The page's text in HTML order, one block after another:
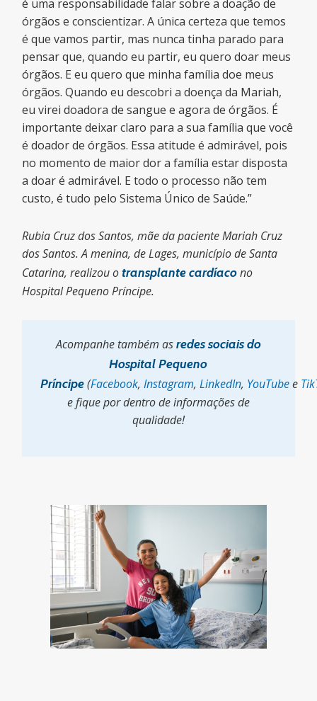
é uma responsabilidade falar sobre a doação de
órgãos e conscientizar. A única certeza que temos
é que vamos partir, mas nunca tinha parado para
pensar que, quando eu partir, eu quero doar meus
órgãos. E eu quero que minha família doe meus
órgãos. Quando eu descobri a doença da Mariah,
eu virei doadora de sangue e agora de órgãos. É
importante deixar claro para a sua família que você
é doador de órgãos. Essa atitude é admirável, pois
no momento de maior dor a família estar disposta
a doar é admirável. E todo o processo não tem
custo, é tudo pelo Sistema Único de Saúde.”
Rubia Cruz dos Santos, mãe da paciente Mariah Cruz
dos Santos. A menina, de Lages, município de Santa
Catarina, realizou otransplante cardíacono
Hospital Pequeno Príncipe.
Acompanhe também asredes sociais do
Hospital Pequeno
Príncipe(Facebook,Instagram,LinkedIn, YouTubee
e fique por dentro de informações de
qualidade!